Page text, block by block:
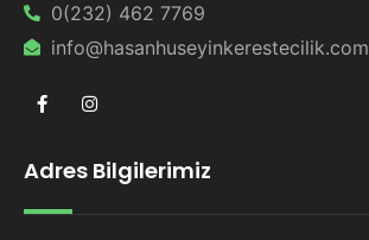
0(232) 462 7769
info@hasanhuseyinkerestecilik.com
Adres Bilgilerimiz